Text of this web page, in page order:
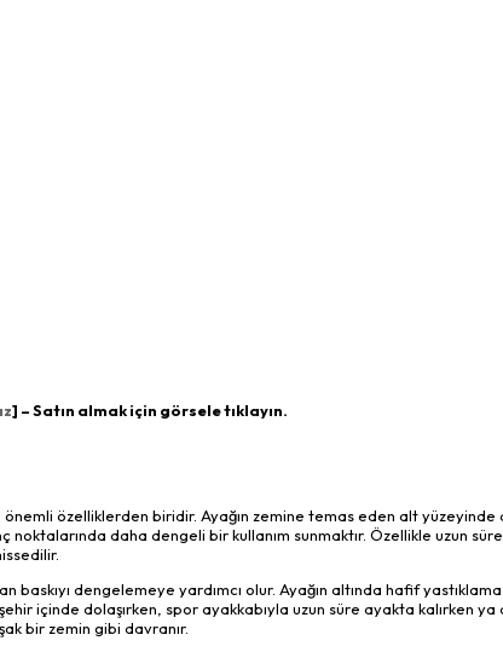
] – Satın almak için görsele tıklayın.
özelliklerden biridir. Ayağın zemine temas eden alt yüzeyinde
noktalarında daha dengeli bir kullanım sunmaktır. Özellikle uzun
baskıyı dengelemeye yardımcı olur. Ayağın altında hafif
içinde dolaşırken, spor ayakkabıyla uzun süre ayakta kalırken ya
bir zemin gibi davranır.